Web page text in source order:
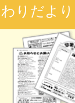
見学会
入園説明会
誕生日会
敬老の日
りだより